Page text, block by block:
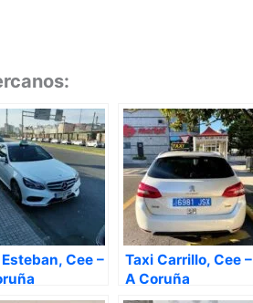
Cee –
Taxi Carrillo, Cee –
A Coruña